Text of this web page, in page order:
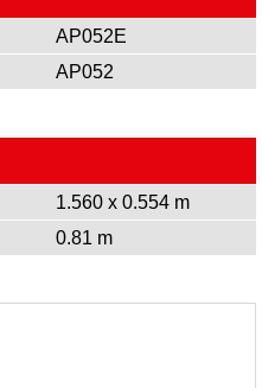
AP052E
AP052
1.560 x 0.554 m
0.81 m